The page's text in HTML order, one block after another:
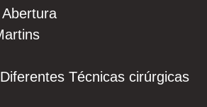
Técnicas cirúrgicas